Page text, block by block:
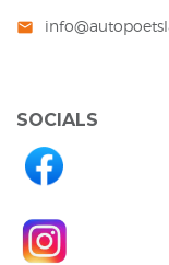
mail
SOCIALS